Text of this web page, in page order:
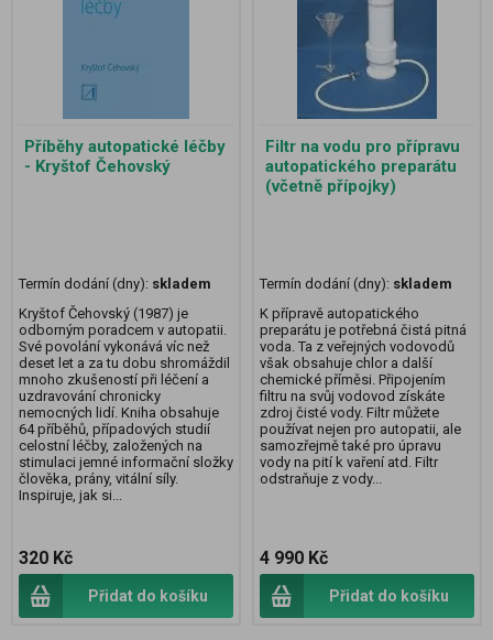
Příběhy autopatické léčby
- Kryštof Čehovský
Termín dodání (dny): skladem
Kryštof Čehovský (1987) je
odborným poradcem v autopatii.
Své povolání vykonává víc než
deset let a za tu dobu shromáždil
mnoho zkušeností při léčení a
uzdravování chronicky
nemocných lidí. Kniha obsahuje
64 příběhů, případových studií
celostní léčby, založených na
stimulaci jemné informační složky
člověka, prány, vitální síly.
Inspiruje, jak si...
320 Kč
Přidat do košíku
Filtr na vodu pro přípravu
autopatického preparátu
(včetně přípojky)
Termín dodání (dny): skladem
K přípravě autopatického
preparátu je potřebná čistá pitná
voda. Ta z veřejných vodovodů
však obsahuje chlor a další
chemické příměsi. Připojením
filtru na svůj vodovod získáte
zdroj čisté vody. Filtr můžete
používat nejen pro autopatii, ale
samozřejmě také pro úpravu
vody na pití k vaření atd. Filtr
odstraňuje z vody...
4 990 Kč
Přidat do košíku